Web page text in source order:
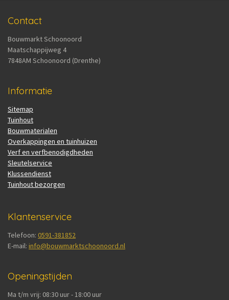
Contact
Bouwmarkt Schoonoord
Maatschappijweg 4
7848AM Schoonoord (Drenthe)
Informatie
Sitemap
Tuinhout
Bouwmaterialen
Overkappingen en tuinhuizen
Verf en verfbenodigdheden
Sleutelservice
Klussendienst
Tuinhout bezorgen
Klantenservice
Telefoon: 0591-381852
E-mail: info@bouwmarktschoonoord.nl
Openingstijden
Ma t/m vrij: 08:30 uur - 18:00 uur